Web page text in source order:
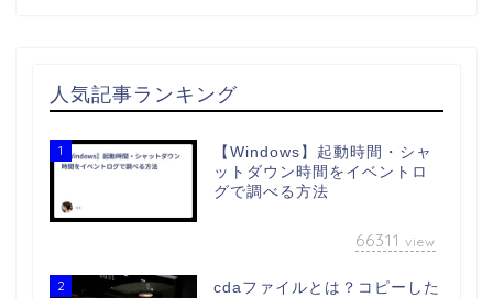
人気記事ランキング
1
【Windows】起動時間・シャ
ットダウン時間をイベントロ
グで調べる方法
66311 view
2
cdaファイルとは？コピーした